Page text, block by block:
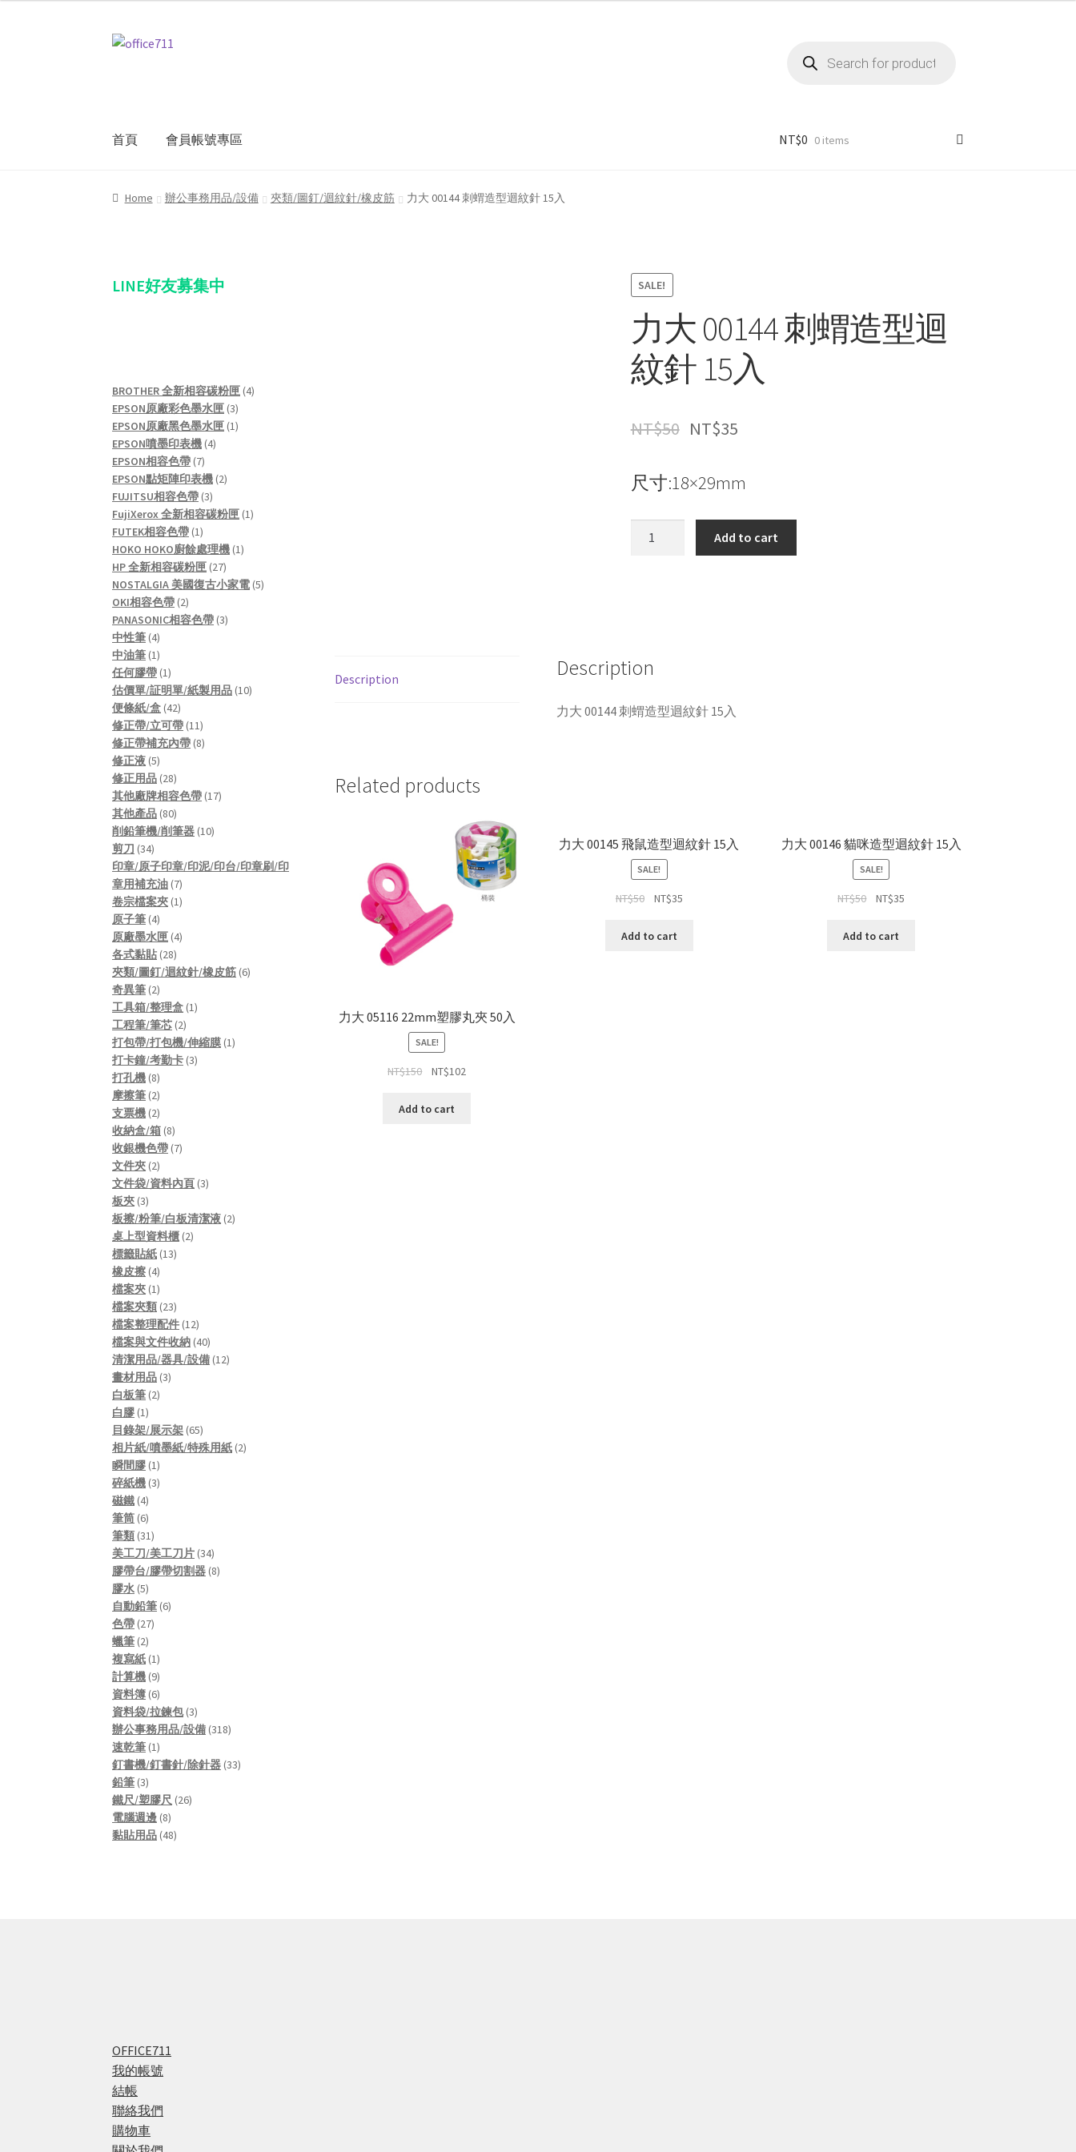
Skip
Skip
search
首頁 會員帳號專區
Home 我的帳號結帳聯絡我們購物車關於我們 防詐騙聲明
NT$0 0 items
Home 辦公事務用品/設備 夾類/圖釘/迴紋針/橡皮筋 力大 00144 刺蝟造型迴紋針 15入
SALE!
力大 00144 刺蝟造型迴
紋針 15入
NT$50 NT$35
尺寸:18×29mm
迴
針
Add to cart
Description Description
力大 00144 刺蝟造型迴紋針 15入
Related products
力大 05116 22mm塑膠丸夾 50入
SALE!
NT$150 NT$102
Add to cart
力大 00145 飛鼠造型迴紋針 15入
SALE!
NT$50 NT$35
Add to cart
力大 00146 貓咪造型迴紋針 15入
SALE!
NT$50 NT$35
Add to cart
LINE好友募集中
BROTHER 全新相容碳粉匣 44
EPSON原廠彩色墨水匣 33
products
EPSON原廠黑色墨水匣 11
EPSON噴墨印表機 44
EPSON相容色帶 77
products
EPSON點矩陣印表機 22
FUJITSU相容色帶 33
products
FujiXerox 全新相容碳粉匣 11
FUTEK相容色帶 11
product
HOKO HOKO廚餘處理機 11
HP 全新相容碳粉匣 2727
products
NOSTALGIA 美國復古小家電 55
OKI相容色帶 22
products
PANASONIC相容色帶 33
中性筆 44
products
中油筆 11
product
任何膠帶 11
product
估價單/証明單/紙製用品 1010
便條紙/盒 4242
products
修正帶/立可帶 1111
products
修正帶補充內帶 88
修正液 55
products
修正用品 2828
products
其他廠牌相容色帶 1717
其他產品 8080
products
削鉛筆機/削筆器 1010
剪刀 3434
products
印章/原子印章/印泥/印台/印章刷/印
章用補充油 77
products
卷宗檔案夾 11
原子筆 44
products
原廠墨水匣 44
各式黏貼 2828
products
夾類/圖釘/迴紋針/橡皮筋 66
奇異筆 22
products
工具箱/整理盒 11
工程筆/筆芯 22
products
打包帶/打包機/伸縮膜 11
打卡鐘/考勤卡 33
打孔機 88
products
摩擦筆 22
products
支票機 22
products
收納盒/箱 88
products
收銀機色帶 77
文件夾 22
products
文件袋/資料內頁 33
板夾 33
products
板擦/粉筆/白板清潔液 22
桌上型資料櫃 22
標籤貼紙 1313
橡皮擦 44
products
檔案夾 11
product
檔案夾類 2323
products
檔案整理配件 1212
products
檔案與文件收納 4040
products
清潔用品/器具/設備 1212
畫材用品 33
白板筆 22
白膠 11
product
目錄架/展示架 6565
products
相片紙/噴墨紙/特殊用紙 22
瞬間膠 11
product
碎紙機 33
磁鐵 44
products
筆筒 66
products
筆類 3131
products
美工刀/美工刀片 3434
products
膠帶台/膠帶切割器 88
膠水 55
products
自動鉛筆 66
色帶 2727
蠟筆 22
products
複寫紙 11
product
計算機 99
products
資料簿 66
products
資料袋/拉鍊包 33
products
辦公事務用品/設備 318318
速乾筆 11
product
釘書機/釘書針/除針器 3333
鉛筆 33
products
鐵尺/塑膠尺 2626
電腦週邊 88
products
黏貼用品 4848
OFFICE711
我的帳號
結帳
聯絡我們
購物車